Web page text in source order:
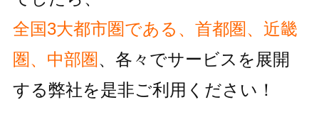
全国3大都市圏である、首都圏、近畿
圏、中部圏、各々でサービスを 展開
する弊社を是非ご利用ください！